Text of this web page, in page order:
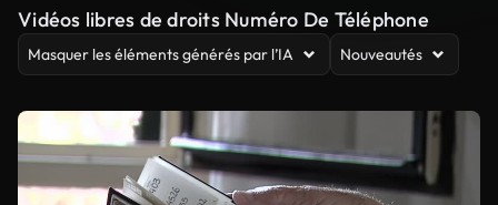
Vidéos libres de droits Numéro De Téléphone
Masquer les éléments générés par l’IA Nouveautés